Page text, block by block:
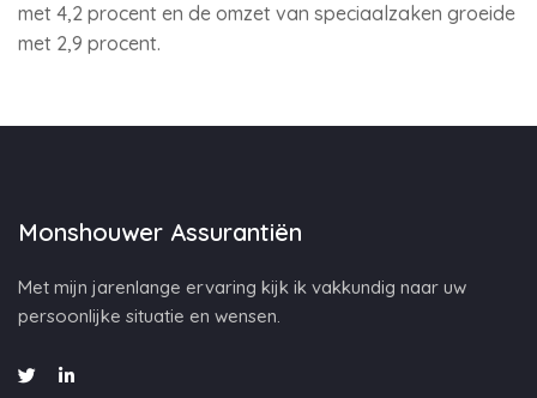
met 4,2 procent en de omzet van speciaalzaken groeide
met 2,9 procent.
Monshouwer Assurantiën
Met mijn jarenlange ervaring kijk ik vakkundig naar uw
persoonlijke situatie en wensen.